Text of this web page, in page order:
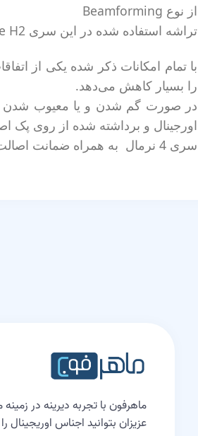
از نوع Beamforming
تراشه استفاده شده در این سری Apple H2 است که کیفیت مطلوب‌تری را برای پخش فایل‌های صوتی به ارمغان آورده است.
با تمام امکانات ذکر شده یکی از
را بسیار کاهش می‌دهد.
اورجینال و برداشته شده از روی پک
سری 4 نرمال به همراه ضمانت اصالت و گارانتی شرکتی و پشتیبانی آموزش همگام سازی از فروشگاه آنلاین ماهرفون تهیه فرمایید.
ماهرفون با تجربه دیرینه در
عزیزان بتوانید اجناس اوریجینال